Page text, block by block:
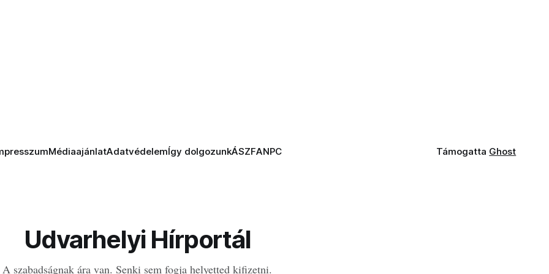
MédiaajánlatAdatvédelemÍgy dolgozunkÁSZFANPC Támogatta Ghost
Udvarhelyi Hírportál
A szabadságnak ára van. Senki sem fogja helyetted kifizetni.